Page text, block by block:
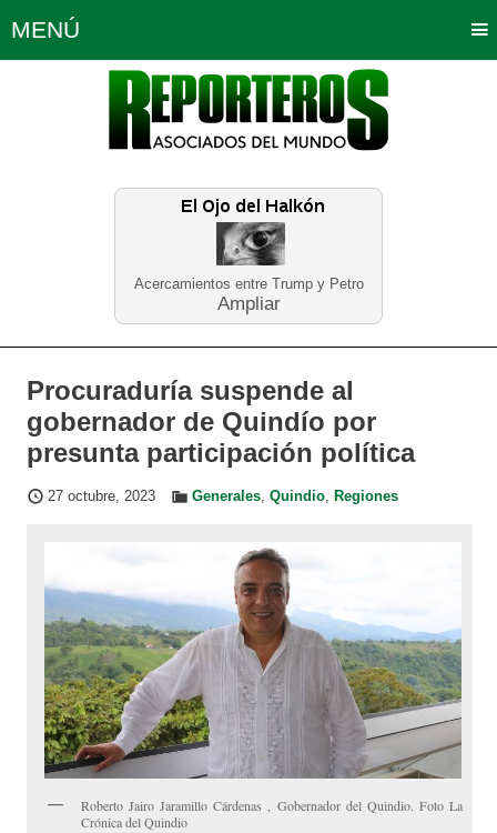
Acercamientos entre Trump y Petro
Ampliar
MENÚ
Política Opinión Bogotá
Planeta Tierra Deportes
Educación Neira
Procuraduría suspende al
gobernador de Quindío por
presunta participación política
27 octubre, 2023 Generales, Quindio, Regiones
Roberto Jairo Jaramillo Cárdenas , Gobernador del Quindio. Foto La
Crónica del Quindio